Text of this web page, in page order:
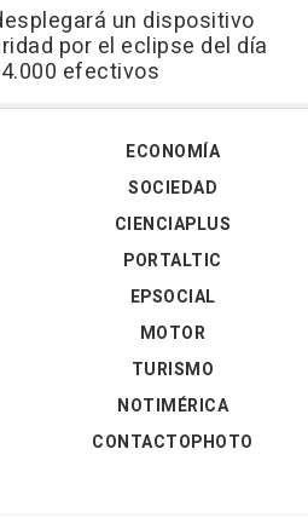
un dispositivo
por el eclipse del día
efectivos
ECONOMÍA
SOCIEDAD
CIENCIAPLUS
PORTALTIC
EPSOCIAL
MOTOR
TURISMO
NOTIMÉRICA
CONTACTOPHOTO